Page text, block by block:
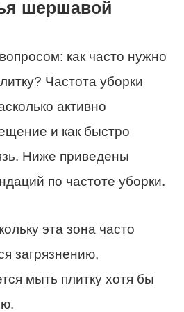
шершавой
как часто нужно
Частота уборки
активно
и как быстро
Ниже приведены
по частоте уборки.
эта зона часто
загрязнению,
мыть плитку хотя бы